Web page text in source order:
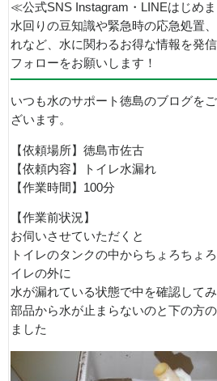
≪公式SNS Instagram・LINEはじめ
水回りの豆知識や緊急時の応急処置
れなど、水に関わるお得な情報を発
フォローをお願いします！
いつも水のサポート徳島のブログを
ざいます。
【依頼場所】徳島市佐古
【依頼内容】トイレ水漏れ
【作業時間】100分
【作業前状況】
お伺いさせていただくと
トイレのタンクの中からちょろちょ
イレの外に
水が漏れている状態で中を確認して
部品から水が止まらないのと下の方
ました